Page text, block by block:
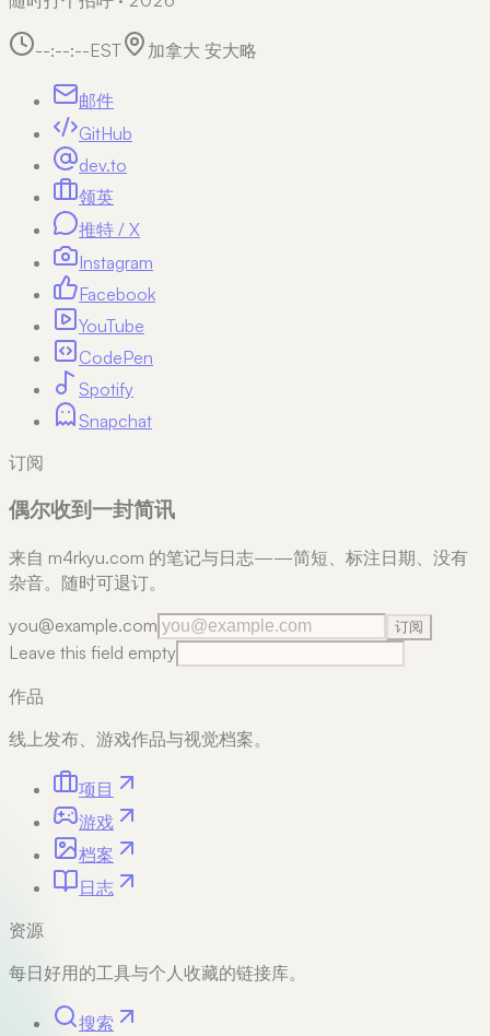
--:--:--EST 加拿大 安大略
邮件
GitHub
dev.to
领英
推特 / X
Instagram
Facebook
YouTube
CodePen
Spotify
Snapchat
订阅
偶尔收到一封简讯
来自 m4rkyu.com 的笔记与日志——简短、标注日期、没有
杂音。随时可退订。
you@example.com
订阅
Leave this field empty
作品
线上发布、游戏作品与视觉档案。
项目
游戏
档案
日志
资源
每日好用的工具与个人收藏的链接库。
搜索